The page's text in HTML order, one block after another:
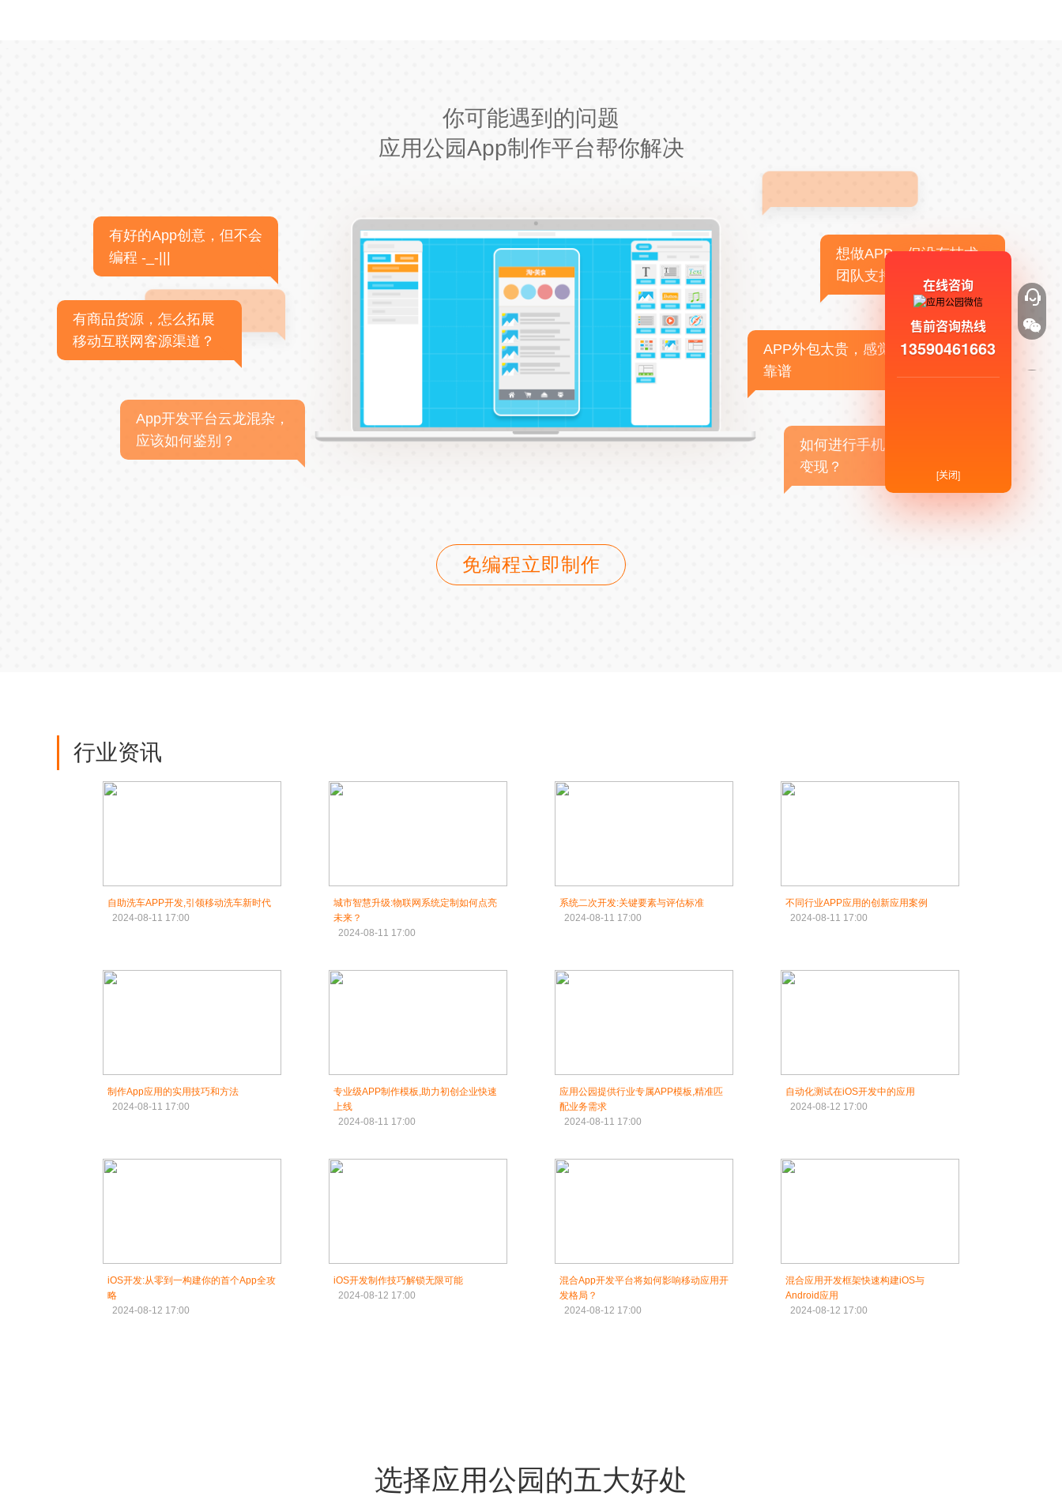
你可能遇到的问题
应用公园App制作平台帮你解决
有好的App创意，但不会
编程 -_-|||
有商品货源，怎么拓展
移动互联网客源渠道？
App开发平台云龙混杂，
应该如何鉴别？
想做APP，但没有技术
团队支持
APP外包太贵，感觉不
靠谱
如何进行手机APP商业
变现？
免编程立即制作
行业资讯
自助洗车APP开发,引领移动洗车新时代
2024-08-11 17:00
城市智慧升级:物联网系统定制如何点亮
未来？
2024-08-11 17:00
系统二次开发:关键要素与评估标准
2024-08-11 17:00
不同行业APP应用的创新应用案例
2024-08-11 17:00
制作App应用的实用技巧和方法
2024-08-11 17:00
专业级APP制作模板,助力初创企业快速
上线
2024-08-11 17:00
应用公园提供行业专属APP模板,精准匹
配业务需求
2024-08-11 17:00
自动化测试在iOS开发中的应用
2024-08-12 17:00
iOS开发:从零到一构建你的首个App全攻
略
2024-08-12 17:00
iOS开发制作技巧解锁无限可能
2024-08-12 17:00
混合App开发平台将如何影响移动应用开
发格局？
2024-08-12 17:00
混合应用开发框架快速构建iOS与
Android应用
2024-08-12 17:00
选择应用公园的五大好处
在线咨询
售前咨询热线
13590461663
[关闭]